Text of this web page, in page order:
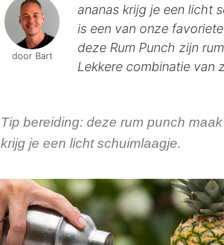
door Bart
ananas krijg je een licht
is een van onze
deze Rum Punch zijn
Lekkere combinatie van
Tip bereiding: deze rum punch
krijg je een licht schuimlaagje.